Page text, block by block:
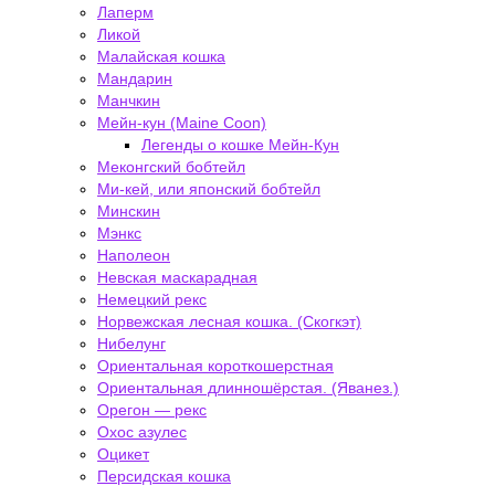
Лаперм
Ликой
Малайская кошка
Мандарин
Манчкин
Мейн-кун (Maine Coon)
Легенды о кошке Мейн-Кун
Меконгский бобтейл
Ми-кей, или японский бобтейл
Минскин
Мэнкс
Наполеон
Невская маскарадная
Немецкий рекс
Норвежская лесная кошка. (Скогкэт)
Нибелунг
Ориентальная короткошерстная
Ориентальная длинношёрстая. (Яванез.)
Орегон — рекс
Охос азулес
Оцикет
Персидская кошка